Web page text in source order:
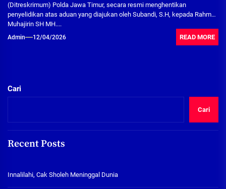
(Ditreskrimum) Polda Jawa Timur, secara resmi menghentikan
penyelidikan atas aduan yang diajukan oleh Subandi, S.H, kepada Rahmat
Muhajirin SH MH....
Admin 12/04/2026 READ MORE
Cari
Cari
Recent Posts
Innalilahi, Cak Sholeh Meninggal Dunia